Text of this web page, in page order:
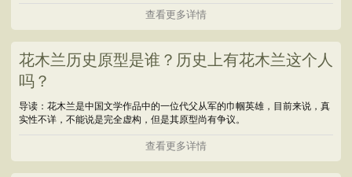
查看更多详情
花木兰历史原型是谁？历史上有花木兰这个人
吗？
导读：花木兰是中国文学作品中的一位代父从军的巾帼英雄，目前来说，真
实性不详，不能说是完全虚构，但是其原型尚有争议。
查看更多详情